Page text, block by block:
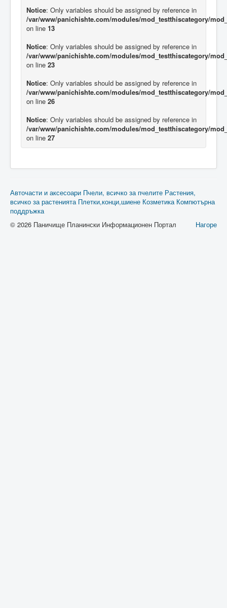
Notice: Only variables should be assigned by reference in
/var/www/panichishte.com/modules/mod_testthiscategory/
on line 13
Notice: Only variables should be assigned by reference in
/var/www/panichishte.com/modules/mod_testthiscategory/
on line 23
Notice: Only variables should be assigned by reference in
/var/www/panichishte.com/modules/mod_testthiscategory/
on line 26
Notice: Only variables should be assigned by reference in
/var/www/panichishte.com/modules/mod_testthiscategory/
on line 27
Авточасти и аксесоари Пчели, всичко за пчелите Растения,
всичко за растенията Плетки,конци,шиене Козметика Компютърна
поддръжка
Нагоре
© 2026 Паничище Планински Информационен Портал